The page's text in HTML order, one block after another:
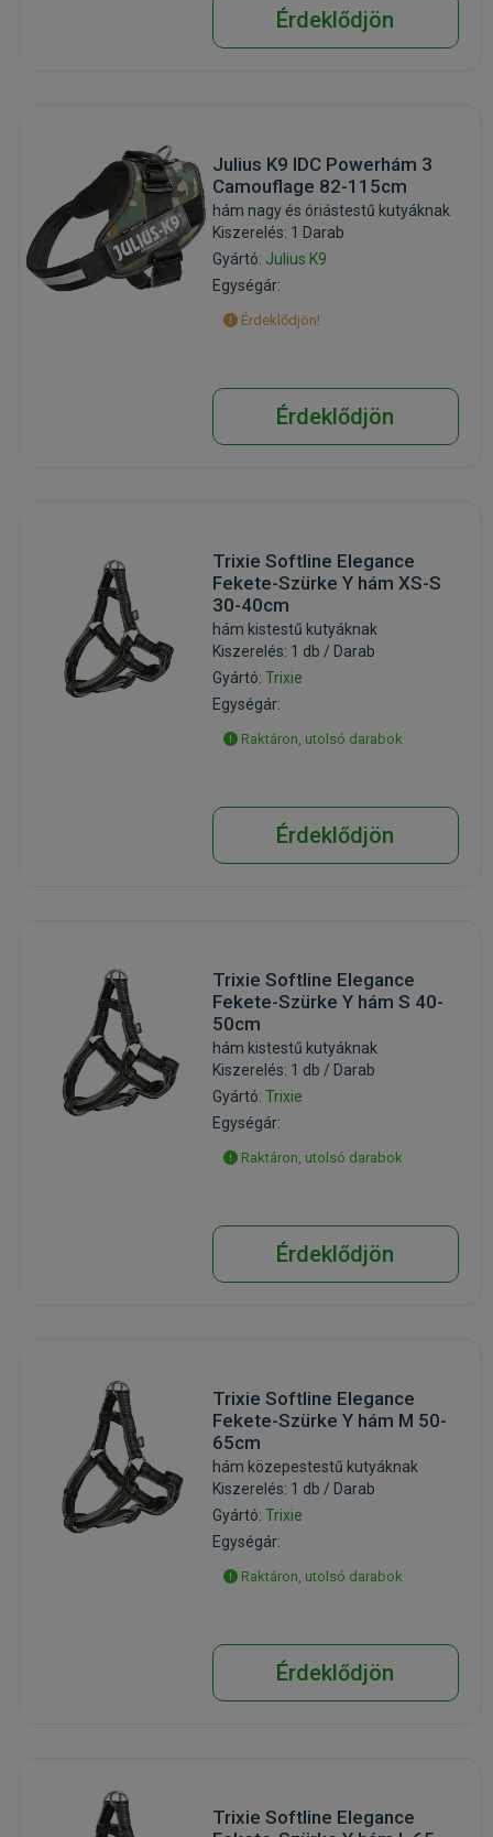
Érdeklődjön
Julius K9 IDC Powerhám 3
Camouflage 82-115cm
hám nagy és óriástestű kutyáknak
Kiszerelés: 1 Darab
Gyártó: Julius K9
Egységár:
Érdeklődjön!
Érdeklődjön
Trixie Softline Elegance
Fekete-Szürke Y hám XS-S
30-40cm
hám kistestű kutyáknak
Kiszerelés: 1 db / Darab
Gyártó: Trixie
Egységár:
Raktáron, utolsó darabok
Érdeklődjön
Trixie Softline Elegance
Fekete-Szürke Y hám S 40-
50cm
hám kistestű kutyáknak
Kiszerelés: 1 db / Darab
Gyártó: Trixie
Egységár:
Raktáron, utolsó darabok
Érdeklődjön
Trixie Softline Elegance
Fekete-Szürke Y hám M 50-
65cm
hám közepestestű kutyáknak
Kiszerelés: 1 db / Darab
Gyártó: Trixie
Egységár:
Raktáron, utolsó darabok
Érdeklődjön
Trixie Softline Elegance